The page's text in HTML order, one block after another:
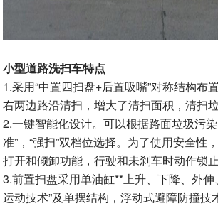
小型道路洗扫车特点
1.采用“中置四扫盘+后置吸嘴”对称结构布
右两边路沿清扫，增大了清扫面积，清扫垃
2.一键智能化设计。可以根据路面垃圾污
准”，“强扫”双档位选择。为了使用安全性
打开和倾卸功能，行驶和未刹车时动作锁止
3.前置扫盘采用单油缸**上升、下降、外伸
运动技术”及单摆结构，浮动式避障防撞技